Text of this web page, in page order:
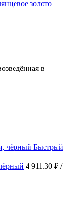
золото
в
Быстрый
4 911.30 ₽ /